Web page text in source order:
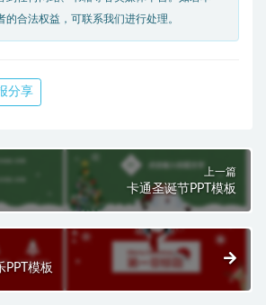
的合法权益，可联系我们进行处理。
分享
上一篇
卡通圣诞节PPT模板
PPT模板